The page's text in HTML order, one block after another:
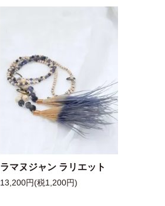
ラマヌジャン ラリエット
13,200円(税1,200円)